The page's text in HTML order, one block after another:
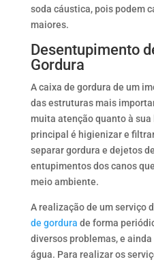
soda cáustica, pois podem
maiores.
Desentupimento
Gordura
A caixa de gordura de um
das estruturas mais
muita atenção quanto à
principal é higienizar e
separar gordura e dejetos
entupimentos dos canos
meio ambiente.
A realização de um serviço
de gordura de forma
diversos problemas, e
água. Para realizar os